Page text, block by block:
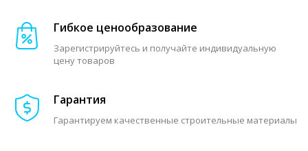
Гибкое ценообразование
Зарегистрируйтесь и получайте индивидуальную
цену товаров
Гарантия
Гарантируем качественные строительные материалы